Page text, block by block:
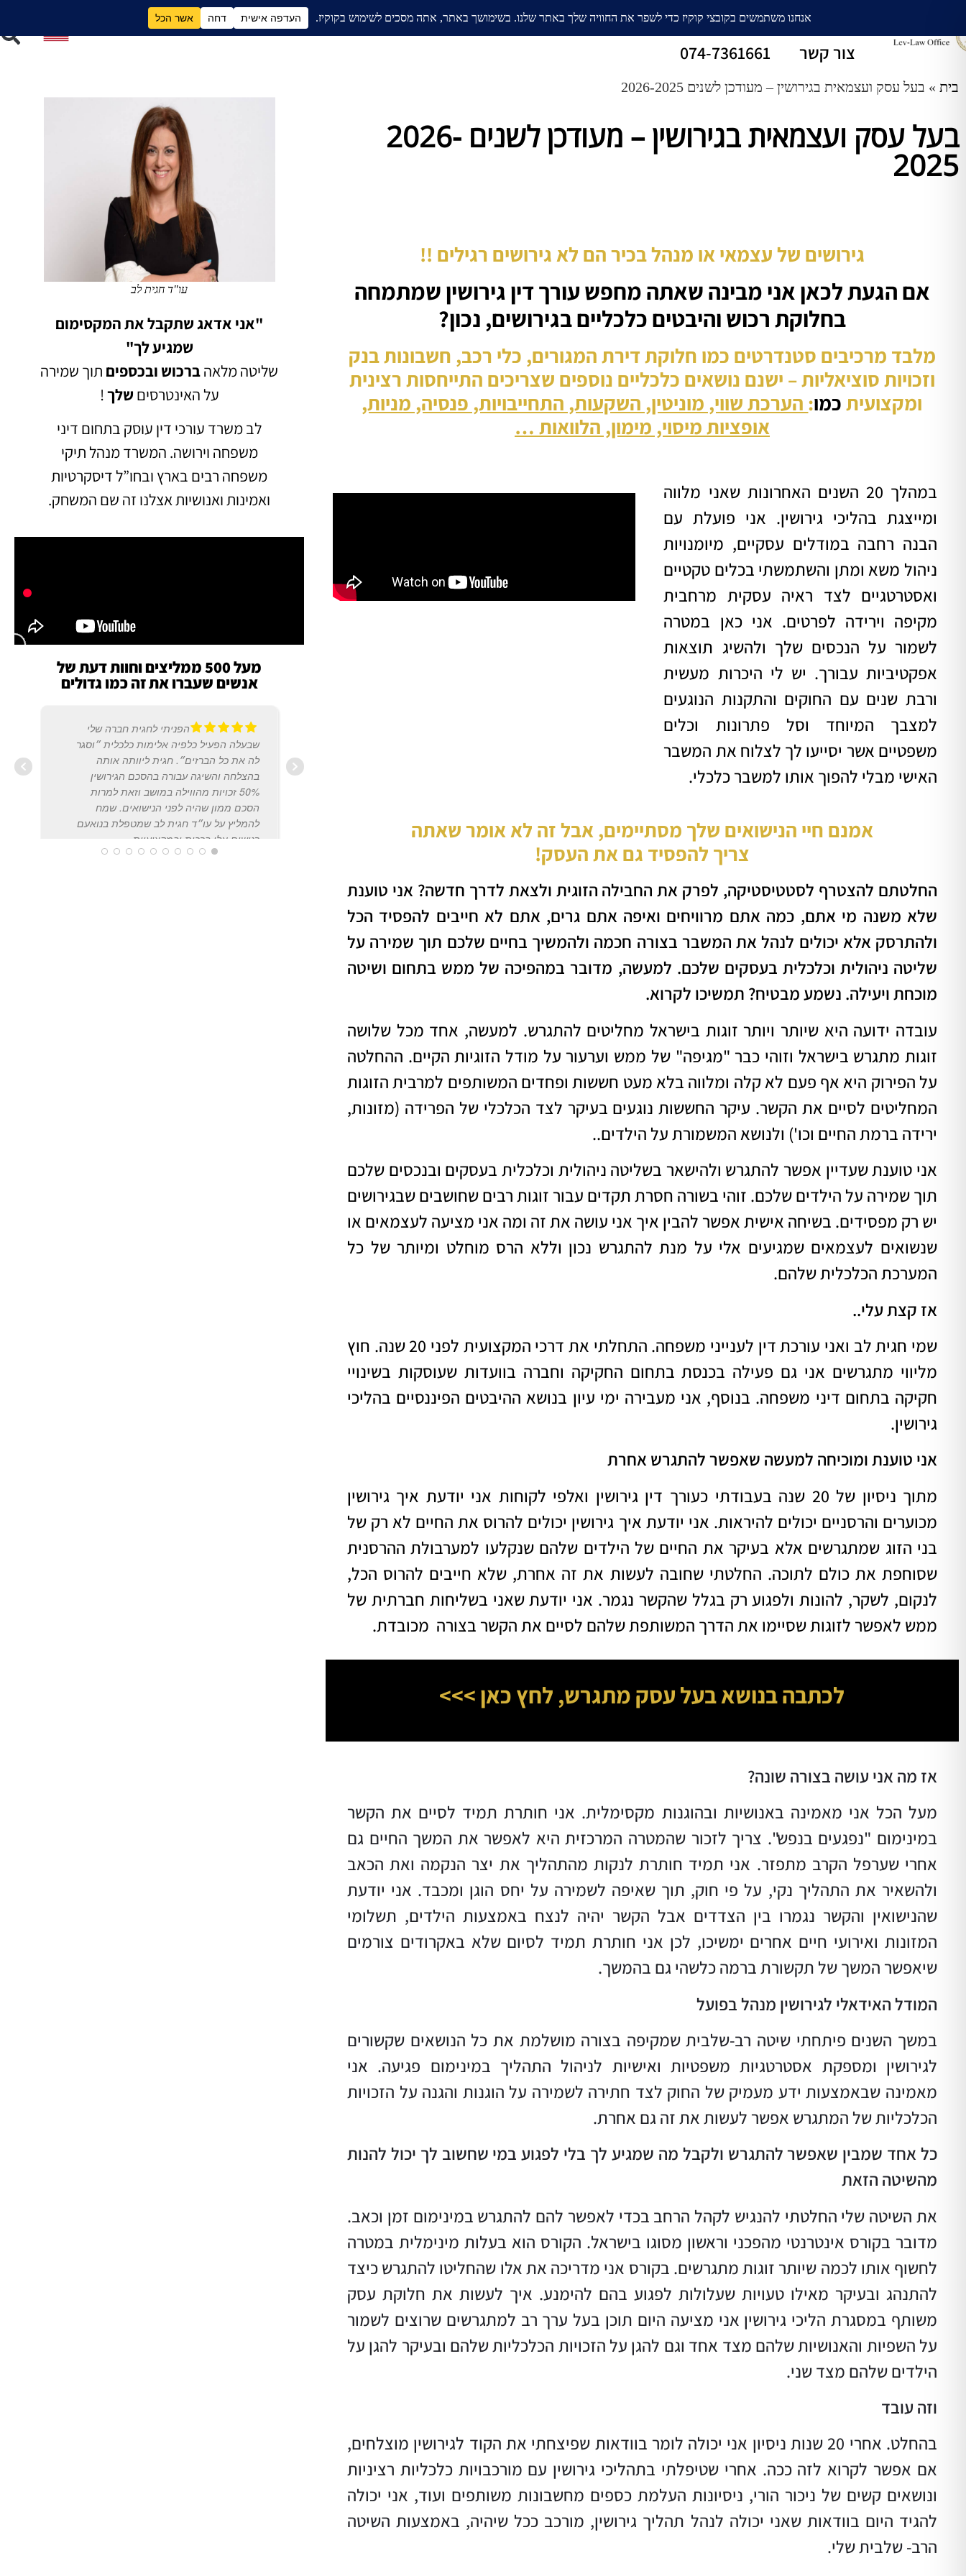
עורך דין גירושין חלוקת רכוש אודות בלוג ממליצים תחומים
גירושים וכסף
צור קשר
074-7361661
בית » בעל עסק ועצמאית בגירושין – מעודכן לשנים 2026-2025
בעל עסק ועצמאית בגירושין – מעודכן לשנים 2026-
2025
גירושים של עצמאי או מנהל בכיר הם לא גירושים רגילים !!
אם הגעת לכאן אני מבינה שאתה מחפש עורך דין גירושין שמתמחה
בחלוקת רכוש והיבטים כלכליים בגירושים, נכון?
מלבד מרכיבים סטנדרטים כמו חלוקת דירת המגורים, כלי רכב, חשבונות בנק
וזכויות סוציאליות – ישנם נושאים כלכליים נוספים שצריכים התייחסות רצינית
ומקצועיתכמו: הערכת שווי, מוניטין, השקעות, התחייבויות, פנסיה, מניות,
אופציות מיסוי, מימון, הלוואות …
במהלך 20 השנים האחרונות שאני מלווה
ומייצגת בהליכי גירושין. אני פועלת עם
הבנה רחבה במודלים עסקיים, מיומנויות
ניהול משא ומתן והשתמשתי בכלים טקטיים
ואסטרטגיים לצד ראיה עסקית מרחבית
מקיפה וירידה לפרטים. אני כאן במטרה
לשמור על הנכסים שלך ולהשיג תוצאות
אפקטיביות עבורך. יש לי היכרות מעשית
ורבת שנים עם החוקים והתקנות הנוגעים
למצבך המיוחד וסל פתרונות וכלים
משפטיים אשר יסייעו לך לצלוח את המשבר
האישי מבלי להפוך אותו למשבר כלכלי.
אמנם חיי הנישואים שלך מסתיימים, אבל זה לא אומר שאתה
צריך להפסיד גם את העסק!
החלטתם להצטרף לסטטיסטיקה, לפרק את החבילה הזוגית ולצאת לדרך חדשה? אני טוענת
שלא משנה מי אתם, כמה אתם מרוויחים ואיפה אתם גרים, אתם לא חייבים להפסיד הכל
ולהתרסק אלא יכולים לנהל את המשבר בצורה חכמה ולהמשיך בחיים שלכם תוך שמירה על
שליטה ניהולית וכלכלית בעסקים שלכם. למעשה, מדובר במהפיכה של ממש בתחום ושיטה
מוכחת ויעילה. נשמע מבטיח? תמשיכו לקרוא.
עובדה ידועה היא שיותר ויותר זוגות בישראל מחליטים להתגרש. למעשה, אחד מכל שלושה
זוגות מתגרש בישראל וזוהי כבר "מגיפה" של ממש וערעור על מודל הזוגיות הקיים. ההחלטה
על הפירוק היא אף פעם לא קלה ומלווה בלא מעט חששות ופחדים המשותפים למרבית הזוגות
המחליטים לסיים את הקשר. עיקר החששות נוגעים בעיקר לצד הכלכלי של הפרידה (מזונות,
ירידה ברמת החיים וכו') ולנושא המשמורת על הילדים..
אני טוענת שעדיין אפשר להתגרש ולהישאר בשליטה ניהולית וכלכלית בעסקים ובנכסים שלכם
תוך שמירה על הילדים שלכם. זוהי בשורה חסרת תקדים עבור זוגות רבים שחושבים שבגירושים
יש רק מפסידים. בשיחה אישית אפשר להבין איך אני עושה את זה ומה אני מציעה לעצמאים או
שנשואים לעצמאים שמגיעים אלי על מנת להתגרש נכון וללא הרס מוחלט ומיותר של כל
המערכת הכלכלית שלהם.
אז קצת עלי..
שמי חגית לב ואני עורכת דין לענייני משפחה
. התחלתי את דרכי המקצועית לפני 20 שנה. חוץ
מליווי מתגרשים אני גם פעילה בכנסת בתחום החקיקה וחברה בוועדות שעוסקות בשינויי
חקיקה בתחום דיני משפחה. בנוסף, אני מעבירה ימי עיון בנושא ההיבטים הפיננסיים בהליכי
גירושין.
אני טוענת ומוכיחה למעשה שאפשר להתגרש אחרת
מתוך ניסיון של 20 שנה בעבודתי כ
עורך דין גירושין ואלפי לקוחות אני יודעת איך גירושין
מכוערים והרסניים יכולים להיראות. אני יודעת איך גירושין יכולים להרוס את החיים לא רק של
בני הזוג שמתגרשים אלא בעיקר את החיים של הילדים שלהם שנקלעו למערבולת ההרסנית
שסוחפת את כולם לתוכה. החלטתי שחובה לעשות את זה אחרת, שלא חייבים להרוס הכל,
לנקום, לשקר, להונות ולפגוע רק בגלל שהקשר נגמר. אני יודעת שאני בשליחות חברתית של
ממש לאפשר לזוגות שסיימו את הדרך המשותפת שלהם לסיים את הקשר בצורה מכובדת.
לכתבה בנושא בעל עסק מתגרש, לחץ כאן >>>
אז מה אני עושה בצורה שונה?
מעל הכל אני מאמינה באנושיות ובהוגנות מקסימלית. אני חותרת תמיד לסיים את הקשר
במינימום "נפגעים בנפש". צריך לזכור שהמטרה המרכזית היא לאפשר את המשך החיים גם
אחרי שערפל הקרב מתפזר. אני תמיד חותרת לנקות מהתהליך את יצר הנקמה ואת הכאב
ולהשאיר את התהליך נקי, על פי חוק, תוך שאיפה לשמירה על יחס הוגן ומכבד. אני יודעת
שהנישואין והקשר נגמרו בין הצדדים אבל הקשר יהיה לנצח באמצעות הילדים, תשלומי
המזונות ואירועי חיים אחרים ימשיכו, לכן אני חותרת תמיד לסיום שלא באקרודים צורמים
שיאפשר המשך של תקשורת ברמה כלשהי גם בהמשך.
המודל האידאלי לגירושין מנהל בפועל
במשך השנים פיתחתי שיטה רב-שלבית שמקיפה בצורה מושלמת את כל הנושאים שקשורים
לגירושין ומספקת אסטרטגיות משפטיות ואישיות לניהול התהליך במינימום פגיעה. אני
מאמינה שבאמצעות ידע מעמיק של החוק לצד חתירה לשמירה על הוגנות והגנה על הזכויות
הכלכליות של המתגרש אפשר לעשות את זה גם אחרת.
כל אחד שמבין שאפשר להתגרש ולקבל מה שמגיע לך בלי לפגוע במי שחשוב לך יכול להנות
מהשיטה הזאת
את השיטה שלי החלטתי להנגיש לקהל הרחב בכדי לאפשר להם להתגרש במינימום זמן וכאב.
מדובר בקורס אינטרנטי מהפכני וראשון מסוגו בישראל. הקורס הוא בעלות מינימלית במטרה
לחשוף אותו לכמה שיותר זוגות מתגרשים. בקורס אני מדריכה את אלו שהחליטו להתגרש כיצד
להתנהג ובעיקר מאילו טעויות שעלולות לפגוע בהם להימנע. איך לעשות את חלוקת עסק
משותף במסגרת הליכי גירושין אני מציעה היום תוכן בעל ערך רב למתגרשים שרוצים לשמור
על השפיות והאנושיות שלהם מצד אחד וגם להגן על הזכויות הכלכליות שלהם ובעיקר להגן על
הילדים שלהם מצד שני.
וזה עובד
בהחלט. אחרי 20 שנות ניסיון אני יכולה לומר בוודאות שפיצחתי את הקוד לגירושין מוצלחים,
אם אפשר לקרוא לזה ככה. אחרי שטיפלתי בתהליכי גירושין עם מורכבויות כלכליות רציניות
ונושאים קשים של ניכור הורי, ניסיונות העלמת כספים מחשבונות משותפים ועוד, אני יכולה
להגיד היום בוודאות שאני יכולה לנהל תהליך גירושין, מורכב ככל שיהיה, באמצעות השיטה
הרב- שלבית שלי.
עו"ד חגית לב
"אני אדאג שתקבל את המקסימום
שמגיע לך"
שליטה מלאהברכוש ובכספים תוך שמירה
על האינטרסים שלך!
לב משרד עורכי דין עוסק בתחום דיני
משפחה וירושה. המשרד מנהל תיקי
משפחה רבים בארץ ובחו”ל דיסקרטיות
ואמינות ואנושיות אצלנו זה שם המשחק.
מעל 500 ממליצים וחוות דעת של
אנשים שעברו את זה כמו גדולים
הפניתי לחגית חברה שלי
שבעלה הפעיל כלפיה אלימות כלכלית ״וסגר
לה את כל הברזים״. חגית ליוותה אותה
בהצלחה והשיגה עבורה בהסכם הגירושין
50% זכויות מהווילה במושב וזאת למרות
הסכם ממון שהיה לפני הנישואים. שמח
להמליץ על עו״ד חגית לב שמטפלת בנואעם
רגישים אלו ברכות ובמקצועיות